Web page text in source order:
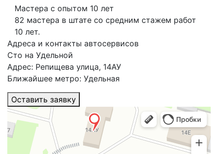
Мастера с опытом 10 лет
82 мастера в штате со средним стажем работ
10 лет.
Адреса и контакты автосервисов
Сто на Удельной
Адрес: Репищева улица, 14АУ
Ближайшее метро: Удельная
Оставить заявку